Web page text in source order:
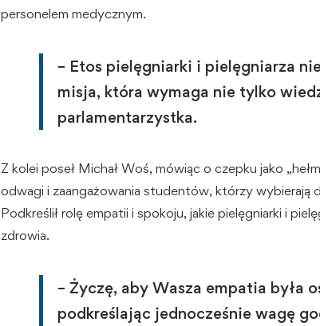
personelem medycznym.
– Etos pielęgniarki i pielęgniarza
misja, która wymaga nie tylko
parlamentarzystka.
Z kolei poseł Michał Woś, mówiąc o czepku jako
odwagi i zaangażowania studentów, którzy wybierają
Podkreślił rolę empatii i spokoju, jakie pielęgniarki i
zdrowia.
– Życzę, aby Wasza empatia była
podkreślając jednocześnie wagę